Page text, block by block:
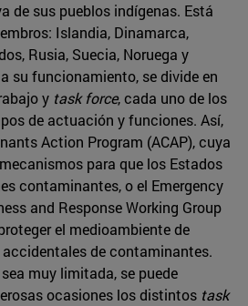
de sus pueblos indígenas. Está
Islandia, Dinamarca,
Rusia, Suecia, Noruega y
su funcionamiento, se divide en
y task force, cada uno de los
de actuación y funciones. Así,
Action Program (ACAP), cuya
para que los Estados
contaminantes, o el Emergency
and Response Working Group
el medioambiente de
de contaminantes.
muy limitada, se puede
ocasiones los distintos task